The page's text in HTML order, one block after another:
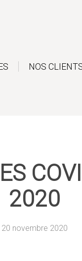
NOS
2020
20 novembre 2020